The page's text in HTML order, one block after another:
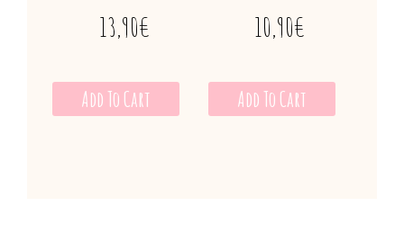
13,90€
Add To Cart
10,90€
Add To Cart